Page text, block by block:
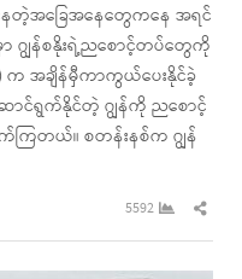
နေတဲ့အခြေအနေတွေကနေ အရင်
ဂျွန်စနိုးရဲ့ညစောင့်တပ်တွေကို
က အချိန်မှီကာကွယ်ပေးနိုင်ခဲ့
ာင်ရွက်နိုင်တဲ့ ဂျွန်ကို ညစောင့်
ကြတယ်။ စတန်းနစ်က ဂျွန်
5592